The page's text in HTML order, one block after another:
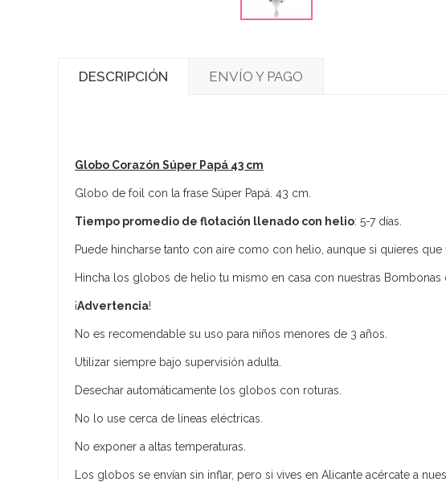
DESCRIPCIÓN ENVÍO Y PAGO
Globo Corazón Súper Papá 43 cm
Globo de foil con la frase Súper Papá. 43 cm.
Tiempo promedio de flotación llenado con helio: 5-7 días.
Puede hincharse tanto con aire como con helio, aunque si quieres
Hincha los globos de helio tu mismo en casa con nuestras Bombonas
¡Advertencia!
No es recomendable su uso para niños menores de 3 años.
Utilizar siempre bajo supervisión adulta.
Desechar automáticamente los globos con roturas.
No lo use cerca de líneas eléctricas.
No exponer a altas temperaturas.
Los globos se envían sin inflar, pero si vives en Alicante acércate a